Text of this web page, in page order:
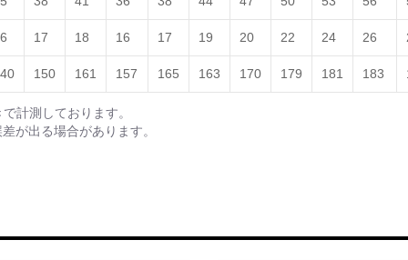
17 18 16 17 19 20 22 24 26
150 161 157 165 163 170 179 181 183
計測しております。
が出る場合があります。